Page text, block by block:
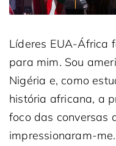
Líderes EUA-África
para mim. Sou
Nigéria e, como
história africana, a
foco das conversas
impressionaram-